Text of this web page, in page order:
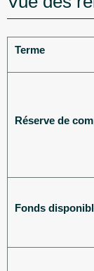
Terme
Réserve de
Fonds